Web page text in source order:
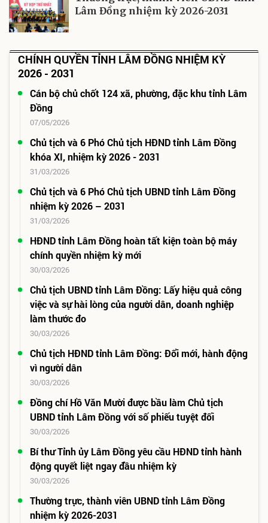
Lâm Đồng nhiệm kỳ 2026-2031
CHÍNH QUYỀN TỈNH LÂM ĐỒNG NHIỆM KỲ
2026 - 2031
Cán bộ chủ chốt 124 xã, phường, đặc khu tỉnh Lâm
Đồng
07/05/2026
Chủ tịch và 6 Phó Chủ tịch HĐND tỉnh Lâm Đồng
khóa XI, nhiệm kỳ 2026 - 2031
31/03/2026
Chủ tịch và 6 Phó Chủ tịch UBND tỉnh Lâm Đồng
nhiệm kỳ 2026 – 2031
31/03/2026
HĐND tỉnh Lâm Đồng hoàn tất kiện toàn bộ máy
chính quyền nhiệm kỳ mới
30/03/2026
Chủ tịch UBND tỉnh Lâm Đồng: Lấy hiệu quả công
việc và sự hài lòng của người dân, doanh nghiệp
làm thước đo
30/03/2026
Chủ tịch HĐND tỉnh Lâm Đồng: Đổi mới, hành động
vì người dân
30/03/2026
Đồng chí Hồ Văn Mười được bầu làm Chủ tịch
UBND tỉnh Lâm Đồng với số phiếu tuyệt đối
30/03/2026
Bí thư Tỉnh ủy Lâm Đồng yêu cầu HĐND tỉnh hành
động quyết liệt ngay đầu nhiệm kỳ
30/03/2026
Thường trực, thành viên UBND tỉnh Lâm Đồng
nhiệm kỳ 2026-2031